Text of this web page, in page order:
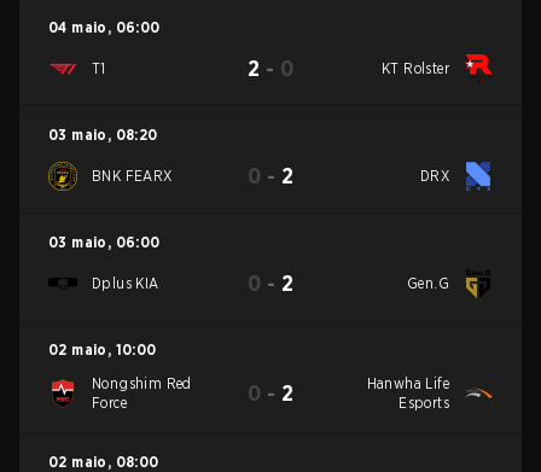
04 maio , 06:00
T1 2 - 0 KT Rolster
03 maio , 08:20
BNK FEARX 0 - 2 DRX
03 maio , 06:00
Dplus KIA 0 - 2 Gen.G
02 maio , 10:00
Nongshim Red
Force
0 - 2
Hanwha Life
Esports
02 maio , 08:00